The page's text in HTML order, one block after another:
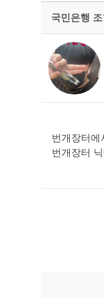
국민은행
번개장터에
번개장터